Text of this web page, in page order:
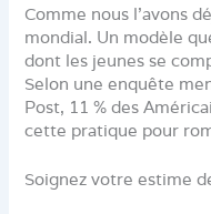
Comme nous l’avons
mondial. Un modèle
dont les jeunes se
Selon une enquête
Post, 11 % des
cette pratique pour
Soignez votre estime